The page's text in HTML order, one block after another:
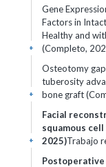
Gene
Factors in
Healthy and
(Completo,
+
Osteotomy
tuberosity
bone graft
+
Facial
squamous
2025)Trabajo
+